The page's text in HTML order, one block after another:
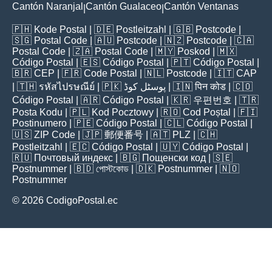
Cantón Naranjal Cantón Gualaceo Cantón Ventanas
🇵🇭 Kode Postal | 🇩🇪 Postleitzahl | 🇬🇧 Postcode
🇸🇬 Postal Code | 🇦🇺 Postcode | 🇳🇿 Postcode | 🇨🇦
Postal Code | 🇿🇦 Postal Code | 🇲🇾 Poskod
| 🇲🇽
Código Postal
| 🇪🇸 Código Postal | 🇵🇹 Código Postal
🇧🇷 CEP | 🇫🇷 Code Postal | 🇳🇱 Postcode | 🇮🇹 CAP
| 🇹🇭 รหัสไปรษณีย์ | 🇵🇰 پوسٹل کوڈ | 🇮🇳पिन कोड | 🇨🇴
Código Postal
| 🇦🇷 Código Postal | 🇰🇷 우편번호
| 🇹🇷
Posta Kodu | 🇵🇱 Kod Pocztowy | 🇷🇴 Cod Poștal
| 🇫🇮
Postinumero | 🇵🇪 Código Postal | 🇨🇱 Código Postal
🇺🇸 ZIP Code | 🇯🇵 郵便番号 | 🇦🇹 PLZ | 🇨🇭
Postleitzahl
| 🇪🇨 Código Postal | 🇺🇾 Código Postal
🇷🇺 Почтовый индекс | 🇧🇬 Пощенски код | 🇸🇪
Postnummer | 🇧🇩 পোস্টকোড | 🇩🇰 Postnummer | 🇳🇴
Postnummer
© 2026 CodigoPostal.ec